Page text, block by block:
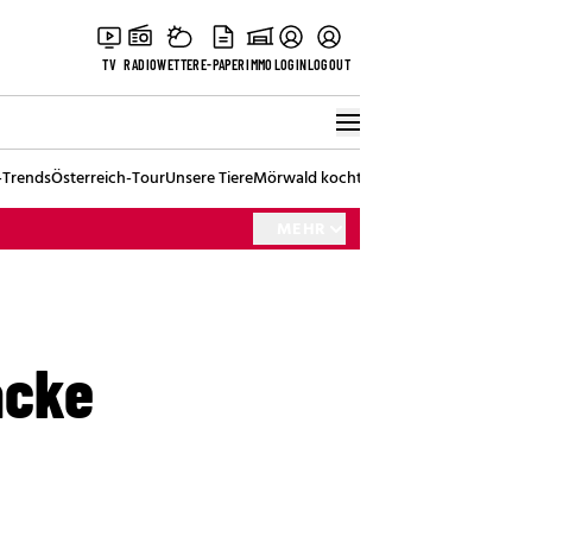
TV RADIOWETTERE-PAPERIMMOLOGINLOGOUT
Österreich-TourUnsere TiereMörwald kocht